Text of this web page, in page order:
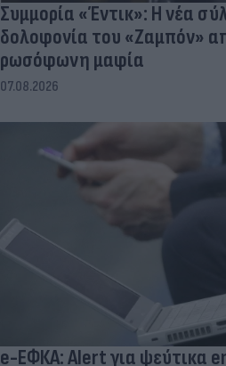
Συμμορία «Έντικ»: Η νέα
δολοφονία του «Ζαμπόν»
ρωσόφωνη μαφία
07.08.2026
e-ΕΦΚΑ: Alert για ψεύτικα